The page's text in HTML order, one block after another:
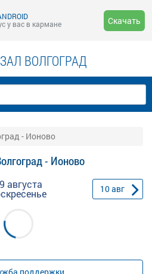
у вас в кармане
Скачать
ВОЛГОГРАД
- Ионово
- Ионово
августа 10авг
поддержки